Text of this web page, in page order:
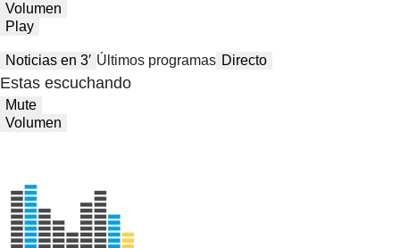
Volumen
Play
Noticias en 3′ Últimos programas Directo
Estas escuchando
Mute
Volumen